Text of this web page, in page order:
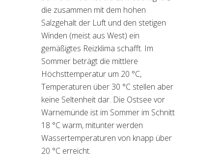
die zusammen mit dem hohen
Salzgehalt der Luft und den stetigen
Winden (meist aus West) ein
gemäßigtes Reizklima schafft. Im
Sommer beträgt die mittlere
Höchsttemperatur um 20 °C,
Temperaturen über 30 °C stellen aber
keine Seltenheit dar. Die Ostsee vor
Warnemünde ist im Sommer im Schnitt
18 °C warm, mitunter werden
Wassertemperaturen von knapp über
20 °C erreicht.